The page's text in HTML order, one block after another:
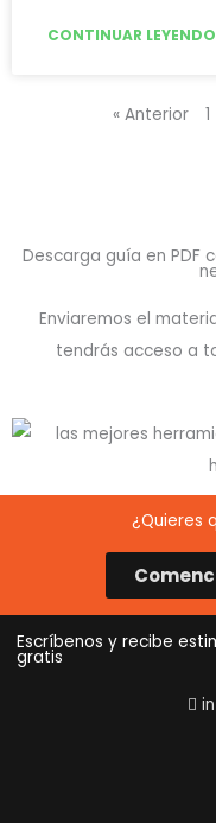
CONTINUAR LEYENDO
« Anterior 1
Descarga guía en PDF
Enviaremos el
tendrás acceso a
¿Quieres
Escríbenos y recibe
gratis